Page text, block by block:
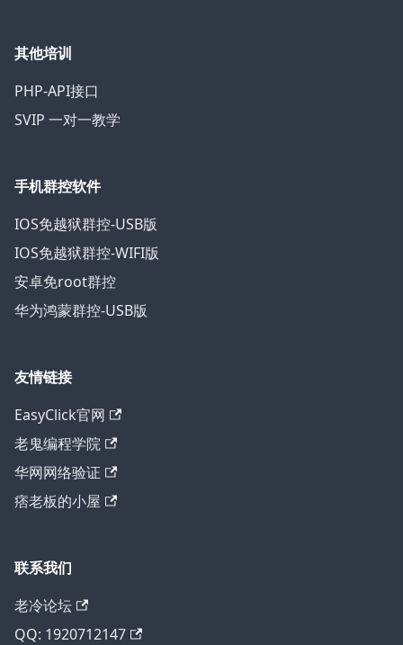
其他培训
PHP-API接口
SVIP 一对一教学
手机群控软件
IOS免越狱群控-USB版
IOS免越狱群控-WIFI版
安卓免root群控
华为鸿蒙群控-USB版
友情链接
EasyClick官网
老鬼编程学院
华网网络验证
痞老板的小屋
联系我们
老冷论坛
QQ: 1920712147